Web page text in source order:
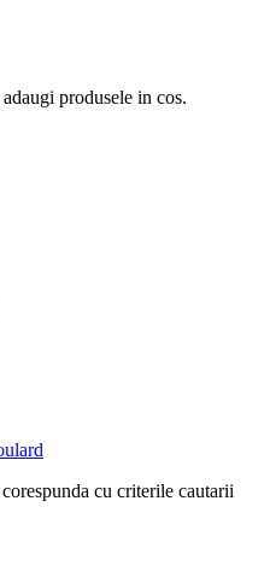
produsele in cos.
cu criterile cautarii